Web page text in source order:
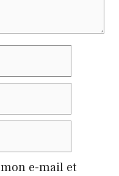
e-mail et